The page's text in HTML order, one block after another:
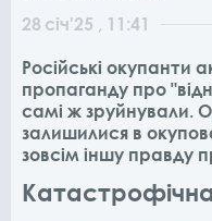
28 січ'25 , 11:41
Російські
пропаганду про
самі ж зруйнували.
залишилися в
зовсім іншу правду